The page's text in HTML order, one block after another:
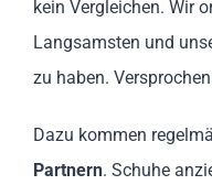
kein Vergleichen. Wir
Langsamsten und
zu haben.
Dazu kommen
Partnern. Schuhe